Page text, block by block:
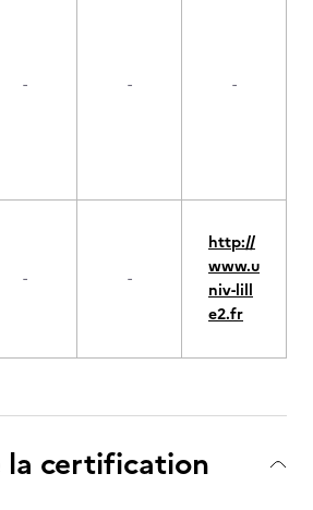
- - -
- -
http://
www.u
niv-lill
e2.fr
la certification